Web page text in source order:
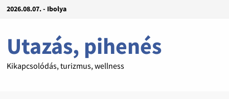
2026.08.07. - Ibolya
Utazás, pihenés
Kikapcsolódás, turizmus, wellness